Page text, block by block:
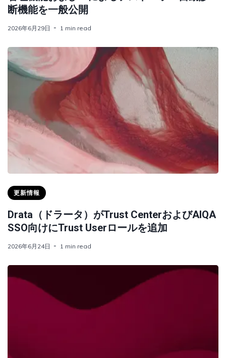
断機能を一般公開
2026年6月29日 1 min read
更新情報
Drata（ドラータ）がTrust CenterおよびAIQA
SSO向けにTrust Userロールを追加
2026年6月24日 1 min read